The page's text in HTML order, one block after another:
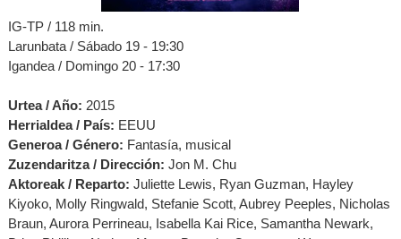
IG-TP / 118 min.
Larunbata / Sábado 19 - 19:30
Igandea / Domingo 20 - 17:30
Urtea / Año: 2015
Herrialdea / País: EEUU
Generoa / Género: Fantasía, musical
Zuzendaritza / Dirección: Jon M. Chu
Aktoreak / Reparto: Juliette Lewis, Ryan Guzman, Hayley
Kiyoko, Molly Ringwald, Stefanie Scott, Aubrey Peeples, Nicholas
Braun, Aurora Perrineau, Isabella Kai Rice, Samantha Newark,